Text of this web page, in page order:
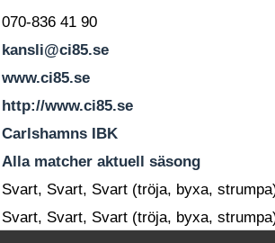
070-836 41 90
kansli@ci85.se
www.ci85.se
http://www.ci85.se
Carlshamns IBK
Alla matcher aktuell säsong
Svart, Svart, Svart (tröja, byxa,
Svart, Svart, Svart (tröja, byxa,